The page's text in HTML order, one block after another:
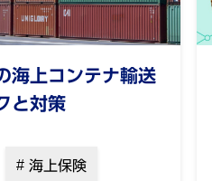
海上コンテナ輸送
と対策
海上保険